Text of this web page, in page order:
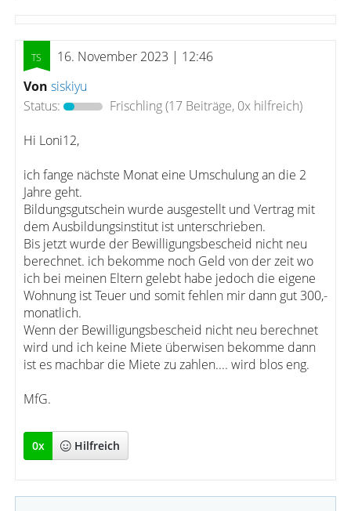
16. November 2023 | 12:46
Von siskiyu
Status:
Frischling(17 Beiträge, 0x hilfreich)
Hi Loni12,
ich fange nächste Monat eine Umschulung an die 2
Jahre geht.
Bildungsgutschein wurde ausgestellt und Vertrag mit
dem Ausbildungsinstitut ist unterschrieben.
Bis jetzt wurde der Bewilligungsbescheid nicht neu
berechnet. ich bekomme noch Geld von der zeit wo
ich bei meinen Eltern gelebt habe jedoch die eigene
Wohnung ist Teuer und somit fehlen mir dann gut 300,-
monatlich.
Wenn der Bewilligungsbescheid nicht neu berechnet
wird und ich keine Miete überwisen bekomme dann
ist es machbar die Miete zu zahlen.... wird blos eng.
MfG.
0x Hilfreich